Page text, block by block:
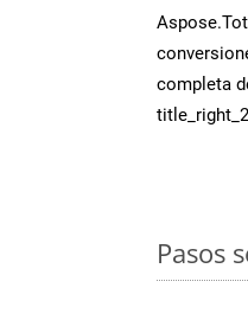
completa
Pasos